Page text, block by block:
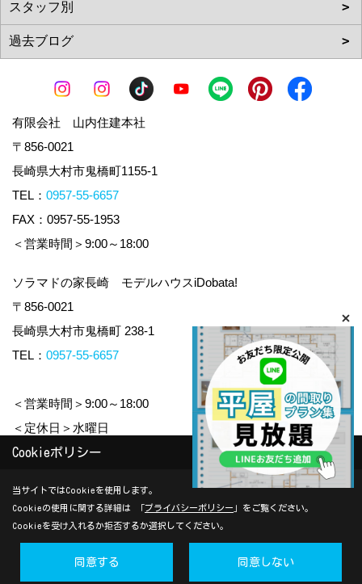
有限会社 山内住建本社
〒856-0021
長崎県大村市鬼橋町1155-1
TEL： 0957-55-6657
FAX：0957-55-1953
＜営業時間＞9:00～18:00
ソラマドの家長崎 モデルハウスiDobata!
〒856-0021
長崎県大村市鬼橋町 238-1
TEL： 0957-55-6657
＜営業時間＞9:00～18:00
＜定休日＞水曜日
Copyright (c) yamauchi-jyuken. All Rights Reserved.
Produced byゴデスクリエイト
Cookieポリシー
当サイトではCookieを使用します。
Cookieの使用に関する詳細は 「プライバシーポリシー 」をご覧ください。
Cookieを受け入れるか拒否するか選択してください。
同意する 同意しない